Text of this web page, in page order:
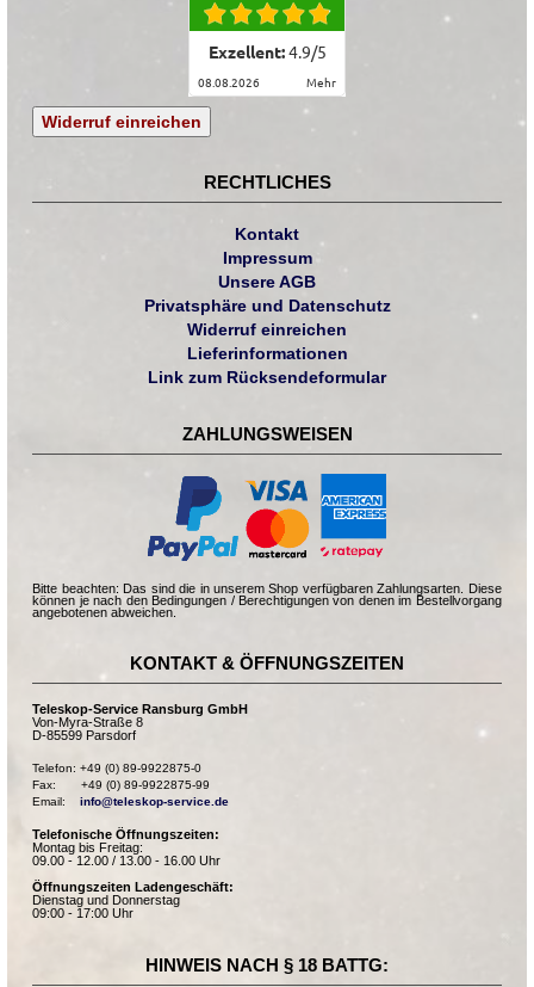
Exzellent:4.9/5
08.08.2026 mehr
Widerruf einreichen
RECHTLICHES
Kontakt
Impressum
Unsere AGB
Privatsphäre und Datenschutz
Widerruf einreichen
Lieferinformationen
Link zum Rücksendeformular
ZAHLUNGSWEISEN
Bitte beachten: Das sind die in unserem Shop verfügbaren Zahlungsarten. Diese
können je nach den Bedingungen / Berechtigungen von denen im Bestellvorgang
angebotenen abweichen.
KONTAKT & ÖFFNUNGSZEITEN
Teleskop-Service Ransburg GmbH
Von-Myra-Straße 8
D-85599 Parsdorf
Telefon: +49 (0) 89-9922875-0
Fax:       +49 (0) 89-9922875-99
Email: info@teleskop-service.de
Telefonische Öffnungszeiten:
Montag bis Freitag:
09.00 - 12.00 / 13.00 - 16.00 Uhr
Öffnungszeiten Ladengeschäft:
Dienstag und Donnerstag
09:00 - 17:00 Uhr
HINWEIS NACH § 18 BATTG: